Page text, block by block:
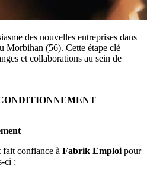
des nouvelles entreprises dans
Morbihan (56). Cette étape clé
et collaborations au sein de
fait confiance à Fabrik Emploi pour
ci :